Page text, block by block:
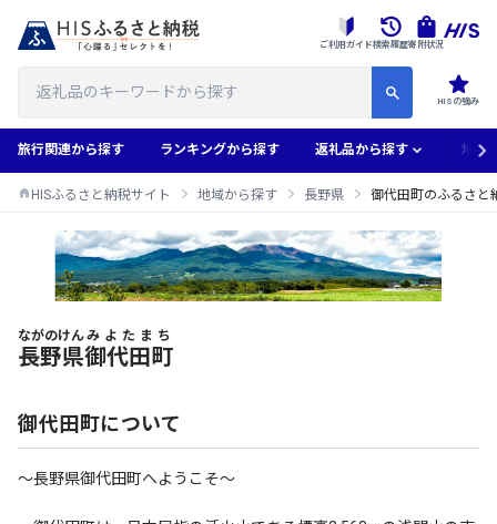
HISの強み
ご利用ガイド検索履歴寄附状況
旅行関連から探す ランキングから探す 返礼品から探す 地域
HISふるさと納税サイト 地域から探す 長野県 御代田町のふるさと
御代田町のふるさと納税返礼品一覧
長野県
ながのけん
御代田町
みよたまち
御代田町について
～長野県御代田町へようこそ～